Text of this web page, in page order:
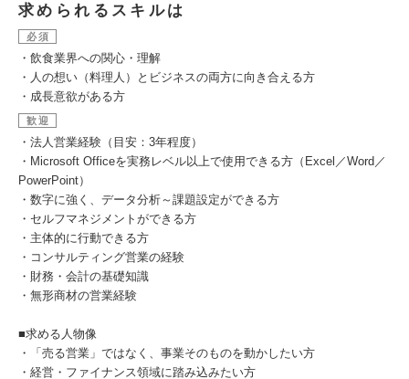
求められるスキルは
必須
・飲食業界への関心・理解
・人の想い（料理人）とビジネスの両方に向き合える方
・成長意欲がある方
歓迎
・法人営業経験（目安：3年程度）
・Microsoft Officeを実務レベル以上で使用できる方（Excel／Word／
PowerPoint）
・数字に強く、データ分析～課題設定ができる方
・セルフマネジメントができる方
・主体的に行動できる方
・コンサルティング営業の経験
・財務・会計の基礎知識
・無形商材の営業経験
■求める人物像
・「売る営業」ではなく、事業そのものを動かしたい方
・経営・ファイナンス領域に踏み込みたい方